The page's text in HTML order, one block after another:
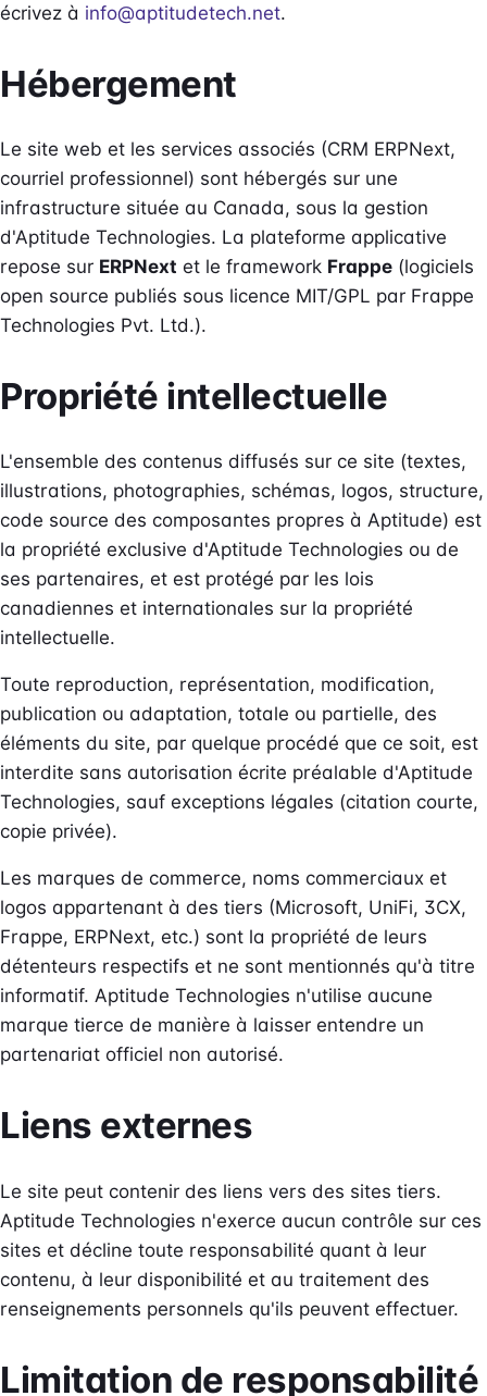
écrivez à info@aptitudetech.net.
Hébergement
Le site web et les services associés (CRM ERPNext,
courriel professionnel) sont hébergés sur une
infrastructure située au Canada, sous la gestion
d'Aptitude Technologies. La plateforme applicative
repose sur ERPNext et le framework Frappe (logiciels
open source publiés sous licence MIT/GPL par Frappe
Technologies Pvt. Ltd.).
Propriété intellectuelle
L'ensemble des contenus diffusés sur ce site (textes,
illustrations, photographies, schémas, logos, structure,
code source des composantes propres à Aptitude) est
la propriété exclusive d'Aptitude Technologies ou de
ses partenaires, et est protégé par les lois
canadiennes et internationales sur la propriété
intellectuelle.
Toute reproduction, représentation, modification,
publication ou adaptation, totale ou partielle, des
éléments du site, par quelque procédé que ce soit, est
interdite sans autorisation écrite préalable d'Aptitude
Technologies, sauf exceptions légales (citation courte,
copie privée).
Les marques de commerce, noms commerciaux et
logos appartenant à des tiers (Microsoft, UniFi, 3CX,
Frappe, ERPNext, etc.) sont la propriété de leurs
détenteurs respectifs et ne sont mentionnés qu'à titre
informatif. Aptitude Technologies n'utilise aucune
marque tierce de manière à laisser entendre un
partenariat officiel non autorisé.
Liens externes
Le site peut contenir des liens vers des sites tiers.
Aptitude Technologies n'exerce aucun contrôle sur ces
sites et décline toute responsabilité quant à leur
contenu, à leur disponibilité et au traitement des
renseignements personnels qu'ils peuvent effectuer.
Limitation de responsabilité